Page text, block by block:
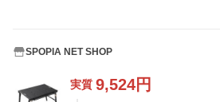
SPOPIA NET SHOP
実質 9,524円